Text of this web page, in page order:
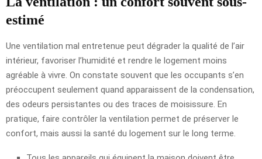
estimé
Une ventilation mal entretenue peut dégrader la qualité de l’air
intérieur, favoriser l’humidité et rendre le logement moins
agréable à vivre. On constate souvent que les occupants s’en
préoccupent seulement quand apparaissent de la condensation,
des odeurs persistantes ou des traces de moisissure. En
pratique, faire contrôler la ventilation permet de préserver le
confort, mais aussi la santé du logement sur le long terme.